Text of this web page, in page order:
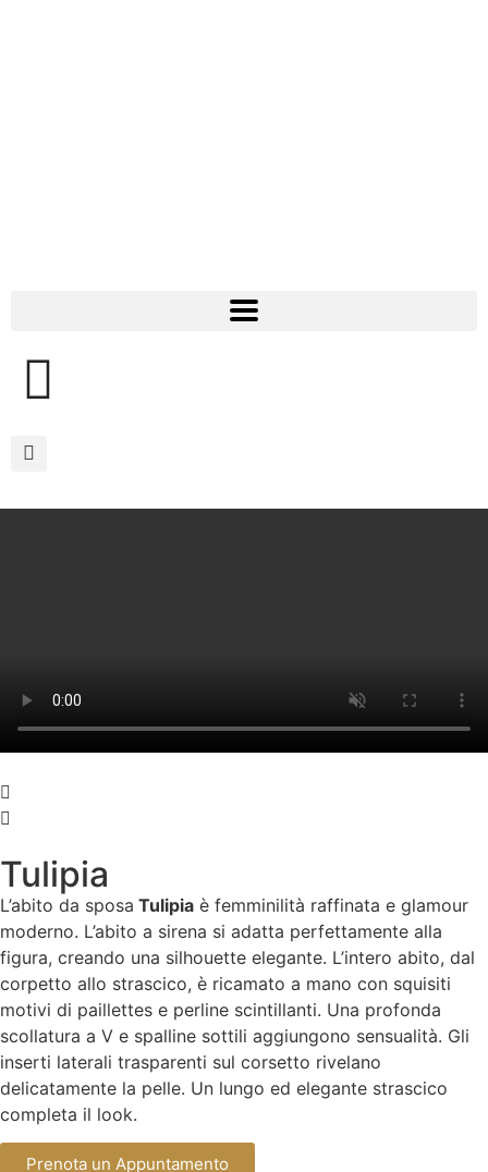
Tulipia
L’abito da sposa Tulipia è femminilità raffinata e glamour
moderno. L’abito a sirena si adatta perfettamente alla
figura, creando una silhouette elegante. L’intero abito, dal
corpetto allo strascico, è ricamato a mano con squisiti
motivi di paillettes e perline scintillanti. Una profonda
scollatura a V e spalline sottili aggiungono sensualità. Gli
inserti laterali trasparenti sul corsetto rivelano
delicatamente la pelle. Un lungo ed elegante strascico
completa il look.
Prenota un Appuntamento